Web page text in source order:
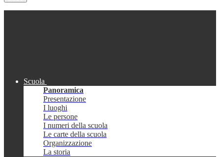
Scuola
Panoramica
Presentazione
I luoghi
Le persone
I numeri della scuola
Le carte della scuola
Organizzazione
La storia